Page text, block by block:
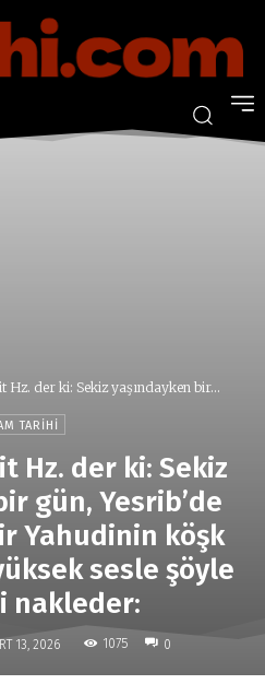
Hz. der ki: Sekiz yaşındayken bir...
TARIHI
Hz. der ki: Sekiz
gün, Yesrib’de
Yahudinin köşk
sesle şöyle
nakleder:
13, 2026 1075 0